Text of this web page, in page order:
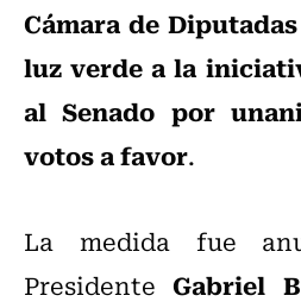
Cámara de
luz verde a la
al Senado por
votos a favor.
La medida fue
Presidente Gabriel